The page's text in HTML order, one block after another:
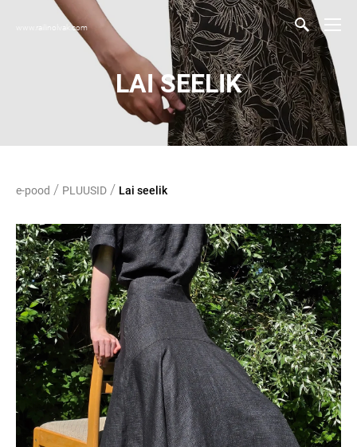
www.railinolvak.com
LAI SEELIK
e-pood / PLUUSID / Lai seelik